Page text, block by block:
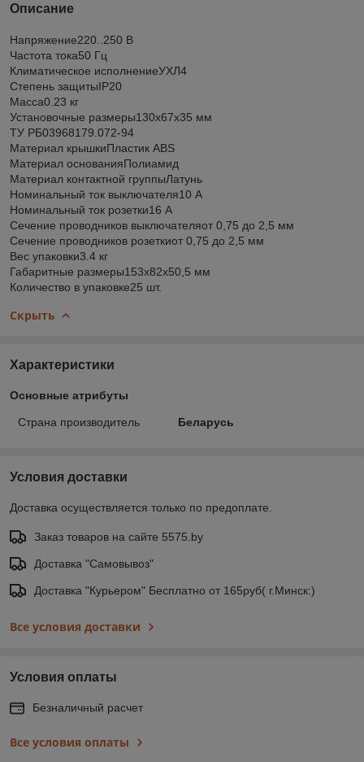
Описание
Напряжение220..250 В
Частота тока50 Гц
Климатическое исполнениеУХЛ4
Степень защитыIP20
Масса0.23 кг
Установочные размеры130х67х35 мм
ТУ РБ03968179.072-94
Материал крышкиПластик ABS
Материал основанияПолиамид
Материал контактной группыЛатунь
Номинальный ток выключателя10 А
Номинальный ток розетки16 А
Сечение проводников выключателяот 0,75 до 2,5 мм
Сечение проводников розеткиот 0,75 до 2,5 мм
Вес упаковки3.4 кг
Габаритные размеры153х82х50,5 мм
Количество в упаковке25 шт.
Скрыть
Характеристики
Основные атрибуты
Страна производитель Беларусь
Условия доставки
Доставка осуществляется только по предоплате.
Заказ товаров на сайте 5575.by
Доставка "Самовывоз"
Доставка "Курьером" Бесплатно от 165руб( г.Минск:)
Все условия доставки
Условия оплаты
Безналичный расчет
Все условия оплаты